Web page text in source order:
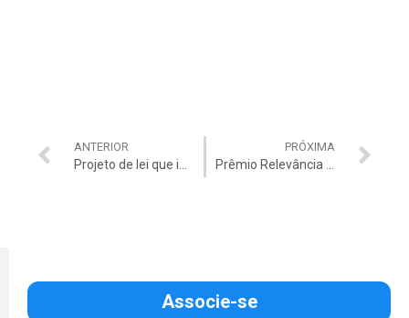
ANTERIOR
Projeto de lei que institui margem especial para servidores públicos é apresentado na Câmara dos Deputados
PRÓXIMA
Prêmio Relevância homenageia servidores públicos
Associe-se